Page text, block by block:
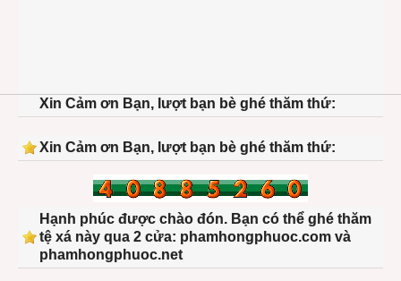
Xin Cảm ơn Bạn, lượt bạn bè ghé thăm thứ:
Xin Cảm ơn Bạn, lượt bạn bè ghé thăm thứ:
Hạnh phúc được chào đón. Bạn có thể ghé thăm
tệ xá này qua 2 cửa: phamhongphuoc.com và
phamhongphuoc.net